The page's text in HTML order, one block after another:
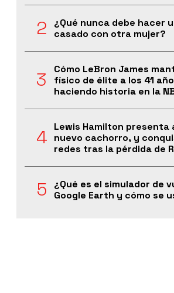
¿Qué nunca debe hacer
casado con otra mujer?
Cómo LeBron James
físico de élite a los 41
haciendo historia en la
Lewis Hamilton presenta
nuevo cachorro, y
redes tras la pérdida de
¿Qué es el simulador de
Google Earth y cómo se